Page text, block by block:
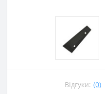
Відгуки: (0)